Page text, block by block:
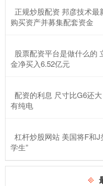
正规炒股配资 邦彦技术
购买资产并募集配套资金
股票配资平台是做什么的
金净买入6.52亿元
配资的利息 尺寸比G6还
有纯电
杠杆炒股网站 美国将F和J
学生”